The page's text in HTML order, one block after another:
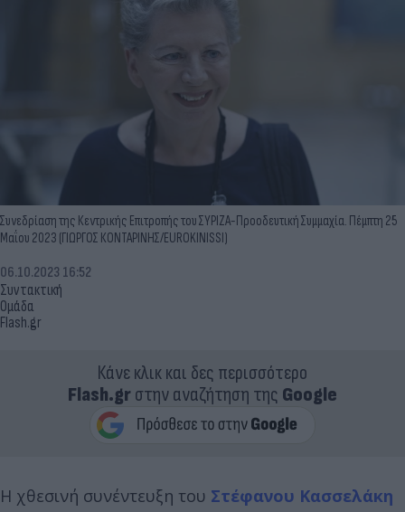
Συνεδρίαση της Κεντρικής Επιτροπής του ΣΥΡΙΖΑ-Προοδευτική Συμμαχία. Πέμπτη 25
Μαΐου 2023 (ΓΙΩΡΓΟΣ ΚΟΝΤΑΡΙΝΗΣ/EUROKINISSI)
Συντακτική
Ομάδα
Flash.gr
06.10.2023 16:52
Κάνε κλικ και δες περισσότερο
Flash.grστην αναζήτηση της Google
Η χθεσινή συνέντευξη του Στέφανου Κασσελάκη